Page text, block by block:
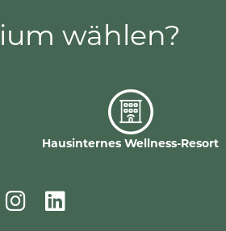
wählen?
Hausinternes Wellness-Resort